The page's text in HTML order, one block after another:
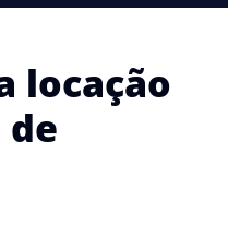
locação
de